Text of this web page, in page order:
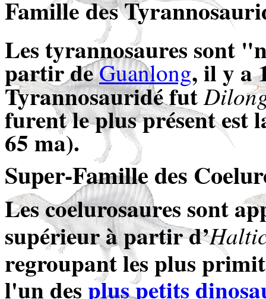
Famille des Tyrannosaur
Les tyrannosaures sont
partir deGuanlong, il y a
Tyrannosauridéfut
furent le plus présent est
65 ma).
Super-Famille des
Les coelurosaures sont
supérieur à partir d’H
regroupant les plus
l'un desplus petits